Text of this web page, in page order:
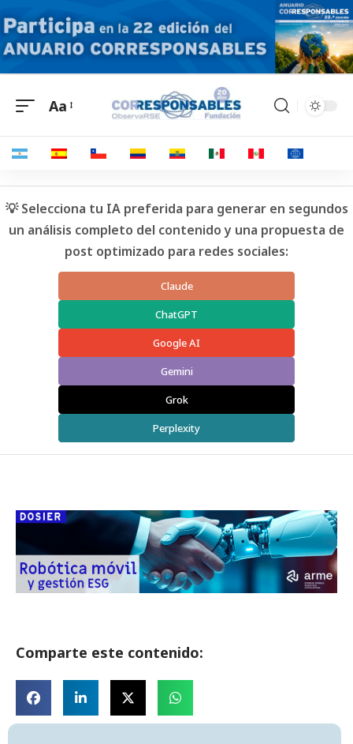
Aa
💡 Selecciona tu IA preferida para generar en segundos
un análisis completo del contenido y una propuesta de
post optimizado para redes sociales:
Claude
ChatGPT
Google AI
Gemini
Grok
Perplexity
Comparte este contenido: